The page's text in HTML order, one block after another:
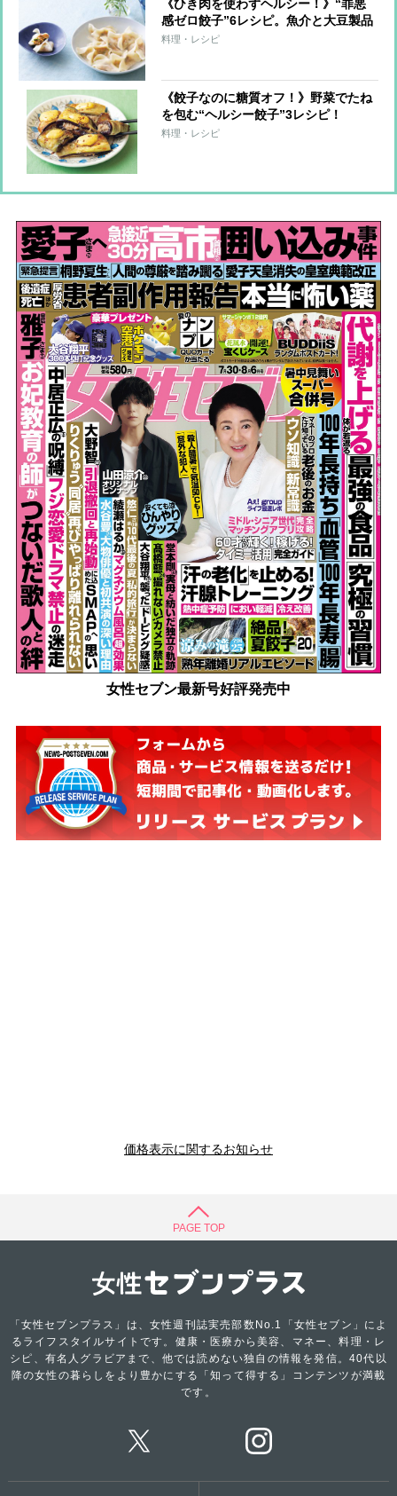
《ひき肉を使わずヘルシー！》“罪悪
感ゼロ餃子”6レシピ。魚介と大豆製品
で大満足！
料理・レシピ
《餃子なのに糖質オフ！》野菜でたね
を包む“ヘルシー餃子”3レシピ！
料理・レシピ
女性セブン最新号好評発売中
価格表示に関するお知らせ
PAGE TOP
「女性セブンプラス」は、女性週刊誌実売部数No.1「女性セブン」によ
るライフスタイルサイトです。健康・医療から美容、マネー、料理・レ
シピ、有名人グラビアまで、他では読めない独自の情報を発信。40代以
降の女性の暮らしをより豊かにする「知って得する」コンテンツが満載
です。